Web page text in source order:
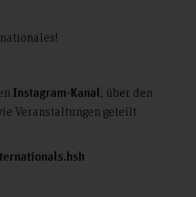
Instagram-Kanal, über den
Veranstaltungen geteilt